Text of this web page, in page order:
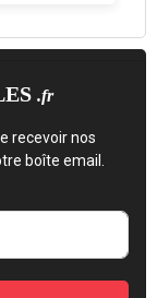
.fr
recevoir nos
boîte email.